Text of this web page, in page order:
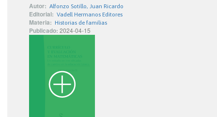
Autor: Alfonzo Sotillo, Juan Ricardo
Editorial: Vadell Hermanos Editores
Materia: Historias de familias
Publicado: 2024-04-15